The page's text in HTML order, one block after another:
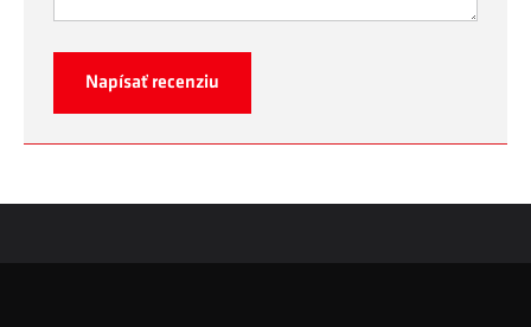
Napísať recenziu